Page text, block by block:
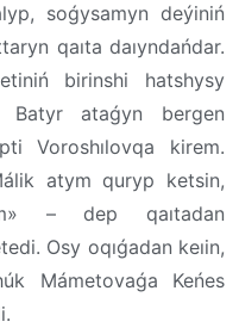
soǵysamyn deýiniń
qaıta daıyndańdar.
birinshi hatshysy
Batyr ataǵyn bergen
Voroshılovqa kirem.
atym quryp ketsin,
– dep qaıtadan
Osy oqıǵadan keıin,
Mámetovaǵa Keńes